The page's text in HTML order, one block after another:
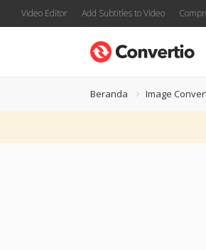
Video Editor Add Subtitles to Video
Beranda Image